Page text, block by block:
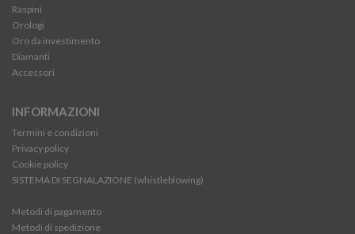
Raspini
Orologi
Oro da investimento
Diamanti
Accessori
INFORMAZIONI
Termini e condizioni
Privacy policy
Cookie policy
SISTEMA DI SEGNALAZIONE (whistleblowing)
Metodi di pagamento
Metodi di spedizione